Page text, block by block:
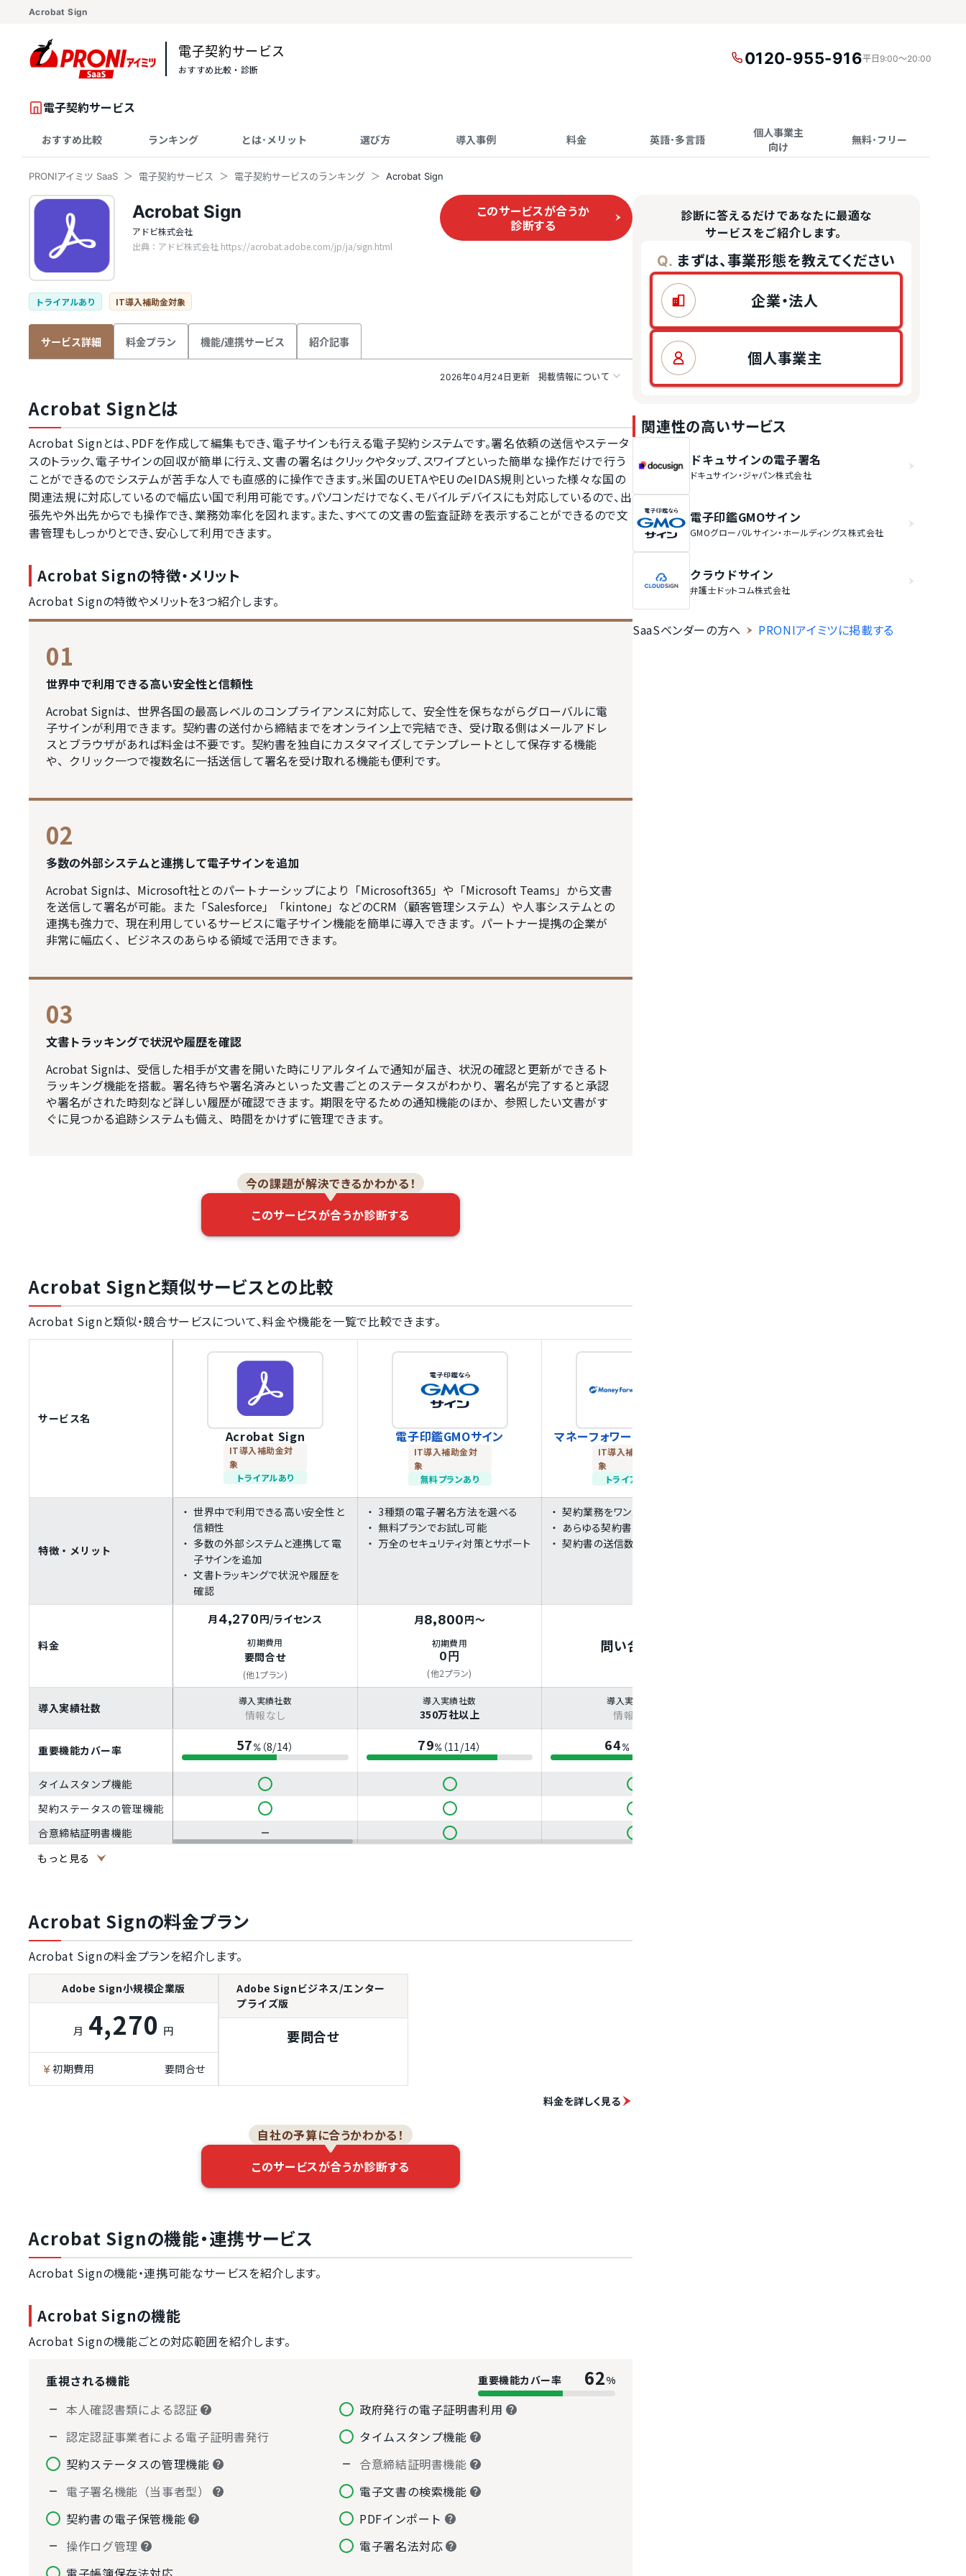
Acrobat Sign
電子契約サービス
おすすめ比較・診断
0120-955-916平日9:00〜20:00
電子契約サービス
おすすめ比較 ランキング とは･メリット 選び方 導入事例 料金 英語･多言語
個人事業主
向け
無料･フリー
PRONIアイミツ SaaS 電子契約サービス 電子契約サービスのランキング Acrobat Sign
Acrobat Sign
アドビ株式会社
出典：アドビ株式会社 https://acrobat.adobe.com/jp/ja/sign.html
このサービスが合うか
診断する
トライアルあり IT導入補助金対象
サービス詳細 料金プラン 機能/連携サービス 紹介記事
2026年04月24日更新 掲載情報について
Acrobat Signとは
Acrobat Signとは、PDFを作成して編集もでき、電子サインも行える電子契約システムです。署名依頼の送信やステータ
スのトラック、電子サインの回収が簡単に行え、文書の署名はクリックやタップ、スワイプといった簡単な操作だけで行う
ことができるのでシステムが苦手な人でも直感的に操作できます。米国のUETAやEUのeIDAS規則といった様々な国の
関連法規に対応しているので幅広い国で利用可能です。パソコンだけでなく、モバイルデバイスにも対応しているので、出
張先や外出先からでも操作でき、業務効率化を図れます。また、すべての文書の監査証跡を表示することができるので文
書管理もしっかりとでき、安心して利用できます。
Acrobat Signの特徴・メリット
Acrobat Signの特徴やメリットを3つ紹介します。
01
世界中で利用できる高い安全性と信頼性
Acrobat Signは、世界各国の最高レベルのコンプライアンスに対応して、安全性を保ちながらグローバルに電
子サインが利用できます。契約書の送付から締結までをオンライン上で完結でき、受け取る側はメールアドレ
スとブラウザがあれば料金は不要です。契約書を独自にカスタマイズしてテンプレートとして保存する機能
や、クリック一つで複数名に一括送信して署名を受け取れる機能も便利です。
02
多数の外部システムと連携して電子サインを追加
Acrobat Signは、Microsoft社とのパートナーシップにより「Microsoft365」や「Microsoft Teams」から文書
を送信して署名が可能。また「Salesforce」「kintone」などのCRM（顧客管理システム）や人事システムとの
連携も強力で、現在利用しているサービスに電子サイン機能を簡単に導入できます。パートナー提携の企業が
非常に幅広く、ビジネスのあらゆる領域で活用できます。
03
文書トラッキングで状況や履歴を確認
Acrobat Signは、受信した相手が文書を開いた時にリアルタイムで通知が届き、状況の確認と更新ができるト
ラッキング機能を搭載。署名待ちや署名済みといった文書ごとのステータスがわかり、署名が完了すると承認
や署名がされた時刻など詳しい履歴が確認できます。期限を守るための通知機能のほか、参照したい文書がす
ぐに見つかる追跡システムも備え、時間をかけずに管理できます。
今の課題が解決できるかわかる！
このサービスが合うか診断する
Acrobat Signと類似サービスとの比較
Acrobat Signと類似・競合サービスについて、料金や機能を一覧で比較できます。
サービス名
Acrobat Sign
IT導入補助金対
象
トライアルあり
電子印鑑GMOサイン
IT導入補助金対
象
無料プランあり
マネーフォワード クラウド契約
IT導入補助金対
象
トライアルあり
特徴・メリット
世界中で利用できる高い安全性と
信頼性
多数の外部システムと連携して電
子サインを追加
文書トラッキングで状況や履歴を
確認
3種類の電子署名方法を選べる
無料プランでお試し可能
万全のセキュリティ対策とサポート
契約業務をワンストップでサポート
あらゆる契約書を集約・一元管理
契約書の送信数・保管料が0円
料金
月 4,270円/ライセンス
初期費用
要問合せ
(他1プラン)
月8,800円～
初期費用
0円
(他2プラン)
問い合わせ
導入実績社数
導入実績社数
情報なし
導入実績社数
350万社以上
導入実績社数
情報なし
重要機能カバー率 57% （8/14） 79% （11/14） 64%（9/14）
タイムスタンプ機能
契約ステータスの管理機能
合意締結証明書機能
電子文書の検索機能
電子署名機能（当事者型）
本人確認書類による認証
認定認証事業者による電子
マイナンバーカード認証
操作ログ管理
電子署名法対応
もっと見る
Acrobat Signの料金プラン
Acrobat Signの料金プランを紹介します。
Adobe Sign小規模企業版
月 4,270 円
初期費用 要問合せ
Adobe Signビジネス/エンター
プライズ版
要問合せ
料金を詳しく見る
自社の予算に合うかわかる！
このサービスが合うか診断する
Acrobat Signの機能・連携サービス
Acrobat Signの機能・連携可能なサービスを紹介します。
Acrobat Signの機能
Acrobat Signの機能ごとの対応範囲を紹介します。
重視される機能 重要機能カバー率 62%
本人確認書類による認証
政府発行の電子証明書利用
認定認証事業者による電子証明書発行
タイムスタンプ機能
契約ステータスの管理機能
合意締結証明書機能
電子署名機能（当事者型）
電子文書の検索機能
契約書の電子保管機能
PDFインポート
操作ログ管理
電子署名法対応
診断に答えるだけであなたに最適な
サービスをご紹介します。
Q. まずは、事業形態を教えてください
企業・法人
個人事業主
関連性の高いサービス
ドキュサインの電子署名
ドキュサイン・ジャパン株式会社
電子印鑑GMOサイン
GMOグローバルサイン・ホールディングス株式会社
クラウドサイン
弁護士ドットコム株式会社
SaaSベンダーの方へ PRONIアイミツに掲載する